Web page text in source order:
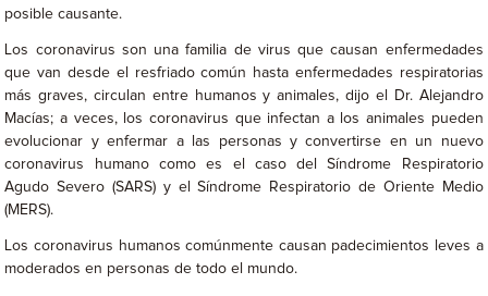
posible causante.
Los coronavirus son una familia de virus que causan enfermedades
que van desde el resfriado común hasta enfermedades respiratorias
más graves, circulan entre humanos y animales, dijo el Dr. Alejandro
Macías; a veces, los coronavirus que infectan a los animales pueden
evolucionar y enfermar a las personas y convertirse en un nuevo
coronavirus humano como es el caso del Síndrome Respiratorio
Agudo Severo (SARS) y el Síndrome Respiratorio de Oriente Medio
(MERS).
Los coronavirus humanos comúnmente causan padecimientos leves a
moderados en personas de todo el mundo.